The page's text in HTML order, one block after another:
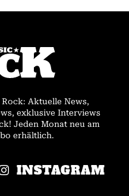
Aktuelle News,
exklusive Interviews
Jeden Monat neu am
erhältlich.
INSTAGRAM